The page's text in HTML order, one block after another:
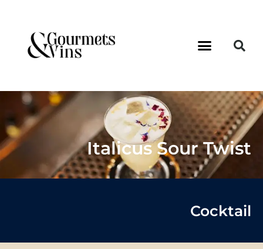
Italicus Sour Twist
Cocktail